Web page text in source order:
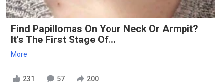
Find Papillomas On Your Neck Or Armpit?
It's The First Stage Of...
More
231 57 200